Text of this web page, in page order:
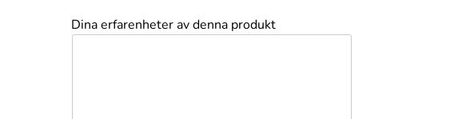
Dina erfarenheter av denna produkt